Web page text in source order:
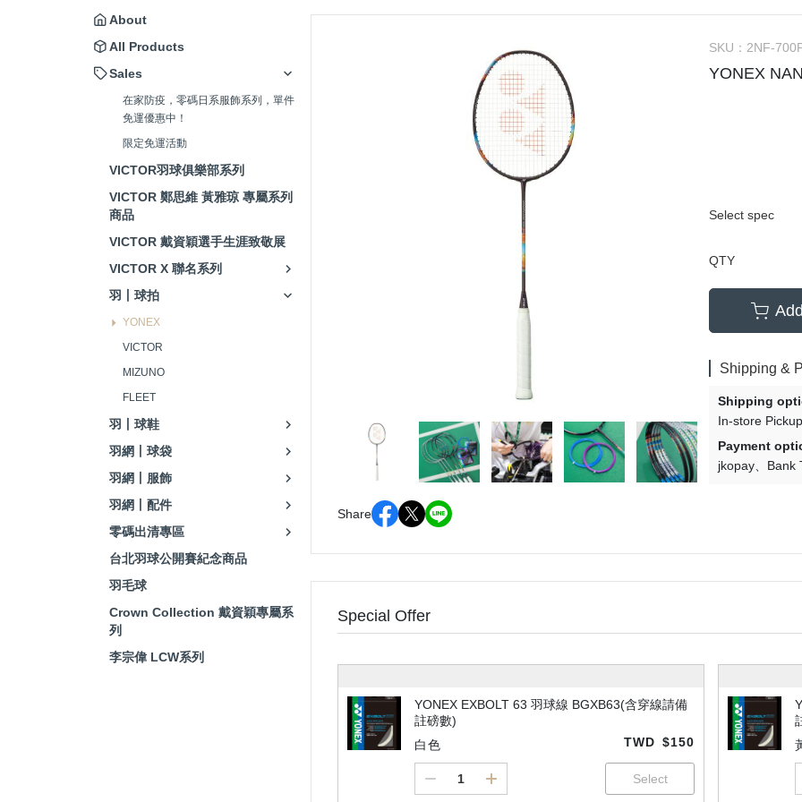
About
All Products
Sales
在家防疫，零碼日系服飾系列，單件
免運優惠中！
限定免運活動
VICTOR羽球俱樂部系列
VICTOR 鄭思維 黃雅琼 專屬系列
商品
VICTOR 戴資穎選手生涯致敬展
VICTOR X 聯名系列
羽丨球拍
YONEX
VICTOR
MIZUNO
FLEET
羽丨球鞋
羽網丨球袋
羽網丨服飾
羽網丨配件
零碼出清專區
台北羽球公開賽紀念商品
羽毛球
Crown Collection 戴資穎專屬系
列
李宗偉 LCW系列
Share
SKU： 2NF-
YONEX
Select spec
QTY
Shipping &
Shipping
In-store
Payment
jkopay
Bank
Special Offer
YONEX EXBOLT 63 羽球線 BGXB63(含穿線請備
註磅數)
白色
TWD $150